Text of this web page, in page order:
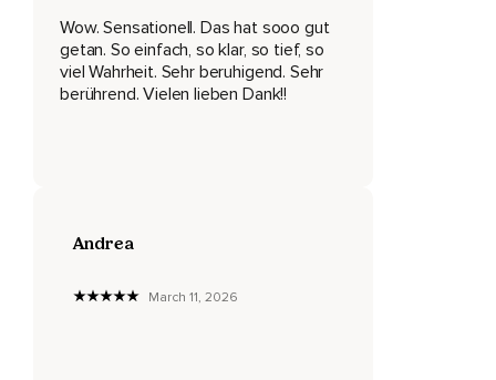
Mit jedem Atemzug alles Äußere loszulassen,
Alle Gedanken loslassen und jetzt musst auch Dein
Empfinden für Deinen Körper loslassen.
Um zu heilen,
Wow. Sensationell. Das hat sooo gut
getan. So einfach, so klar, so tief, so
viel Wahrheit. Sehr beruhigend. Sehr
berührend. Vielen lieben Dank!!
Andrea
March 11, 2026